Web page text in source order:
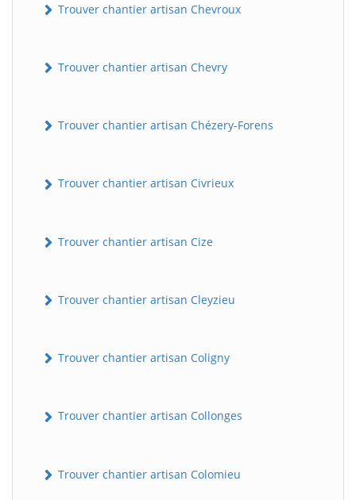
Trouver chantier artisan Chevroux
Trouver chantier artisan Chevry
Trouver chantier artisan Chézery-Forens
Trouver chantier artisan Civrieux
Trouver chantier artisan Cize
Trouver chantier artisan Cleyzieu
Trouver chantier artisan Coligny
Trouver chantier artisan Collonges
Trouver chantier artisan Colomieu